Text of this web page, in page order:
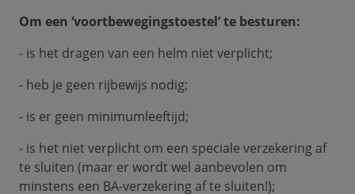
Om een ‘voortbewegingstoestel’ te besturen:
- is het dragen van een helm niet verplicht;
- heb je geen rijbewijs nodig;
- is er geen minimumleeftijd;
- is het niet verplicht om een speciale verzekering af
te sluiten (maar er wordt wel aanbevolen om
minstens een BA-verzekering af te sluiten!);